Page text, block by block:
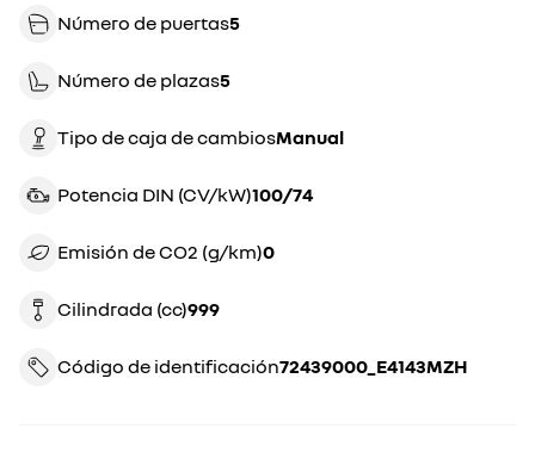
Número de puertas5
Número de plazas5
Tipo de caja de cambios manual
Potencia DIN (CV/kW) 100/74
Emisión de CO2 (g/km)0
Cilindrada (cc) 999
Código de identificación 72439000_E4143MZH